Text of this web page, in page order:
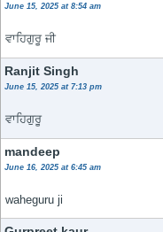
June 15, 2025 at 8:54 am
ਵਾਹਿਗੁਰੂ ਜੀ
Ranjit Singh
June 15, 2025 at 7:13 pm
ਵਾਹਿਗੁਰੂ
mandeep
June 16, 2025 at 6:45 am
waheguru ji